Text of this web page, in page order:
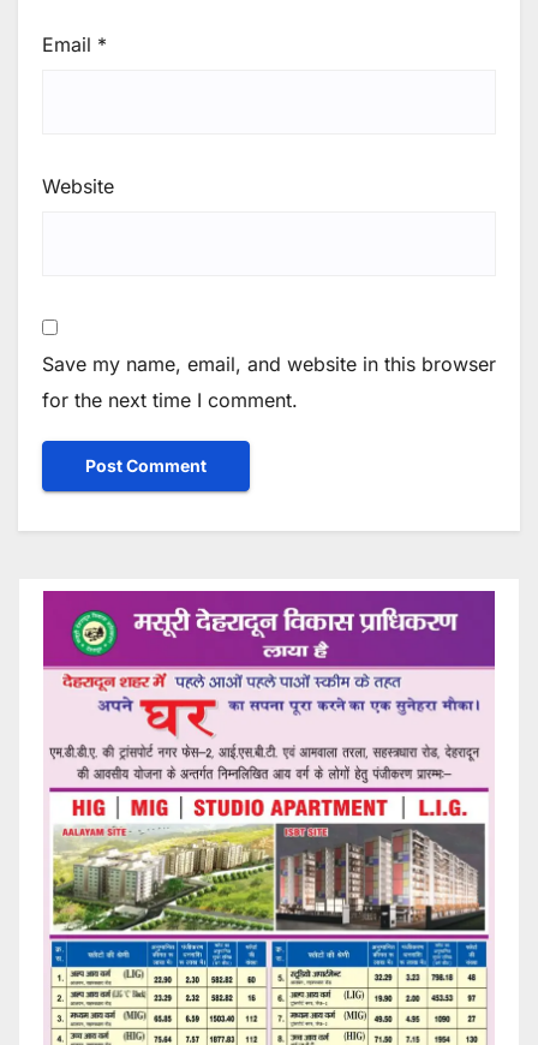
Email *
Website
Save my name, email, and website in this browser
for the next time I comment.